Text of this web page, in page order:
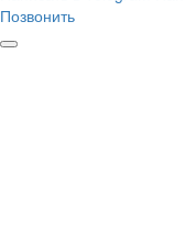
Позвонить